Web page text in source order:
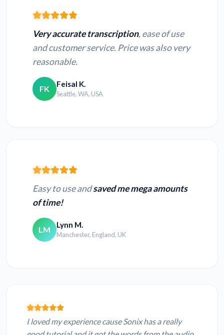
Very accurate transcription, ease of use
and customer service. Price was also very
reasonable.
FK Feisal K.
Seattle, WA, USA
Easy to use andsaved me mega amounts
of time!
LM Lynn M.
Manchester, England, UK
I loved my experience cause Sonix has a really